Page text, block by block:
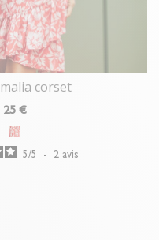
corset
25 €
5/5 - 2 avis